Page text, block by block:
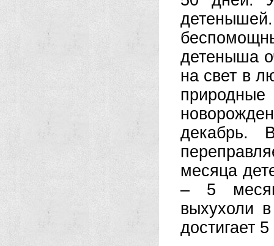
детеныша
на свет в
декабрь.
месяца
– 5
выхухоли
достигает 5